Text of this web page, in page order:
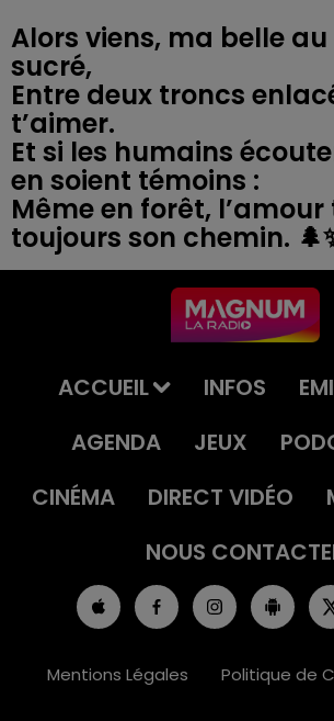
Alors viens, ma belle
sucré,
Entre deux troncs
t’aimer.
Et si les humains
en soient témoins :
Même en forêt,
toujours son chemin.
ACCUEIL INFOS
AGENDA
JEUX
CINÉMA
DIRECT VIDÉO
NOUS
Mentions Légales Politique de